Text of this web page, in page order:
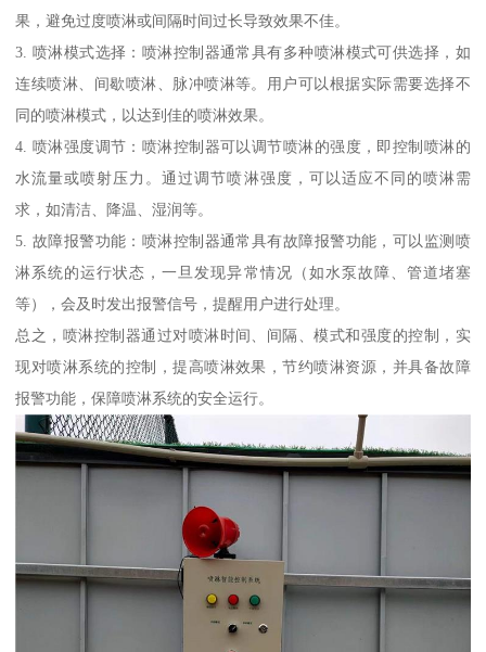
果，避免过度喷淋或间隔时间过长导致效果不佳。
3. 喷淋模式选择：喷淋控制器通常具有多种喷淋模式可供选择，如
连续喷淋、间歇喷淋、脉冲喷淋等。用户可以根据实际需要选择不
同的喷淋模式，以达到佳的喷淋效果。
4. 喷淋强度调节：喷淋控制器可以调节喷淋的强度，即控制喷淋的
水流量或喷射压力。通过调节喷淋强度，可以适应不同的喷淋需
求，如清洁、降温、湿润等。
5. 故障报警功能：喷淋控制器通常具有故障报警功能，可以监测喷
淋系统的运行状态，一旦发现异常情况（如水泵故障、管道堵塞
等），会及时发出报警信号，提醒用户进行处理。
总之，喷淋控制器通过对喷淋时间、间隔、模式和强度的控制，实
现对喷淋系统的控制，提高喷淋效果，节约喷淋资源，并具备故障
报警功能，保障喷淋系统的安全运行。